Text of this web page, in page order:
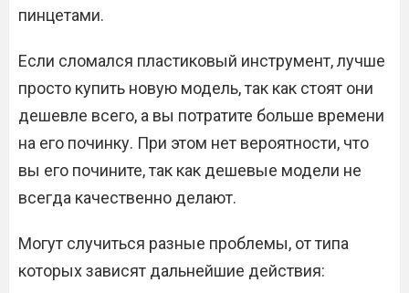
пинцетами.
Если сломался пластиковый инструмент, лучше
просто купить новую модель, так как стоят они
дешевле всего, а вы потратите больше времени
на его починку. При этом нет вероятности, что
вы его почините, так как дешевые модели не
всегда качественно делают.
Могут случиться разные проблемы, от типа
которых зависят дальнейшие действия: